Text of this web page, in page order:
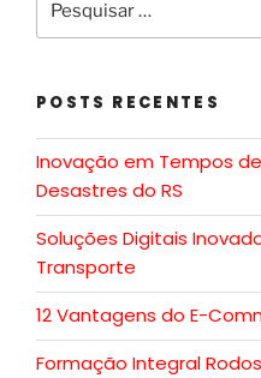
POSTS RECENTES
Inovação em Tempos
Desastres do RS
Soluções Digitais
Transporte
12 Vantagens do E-
Formação Integral